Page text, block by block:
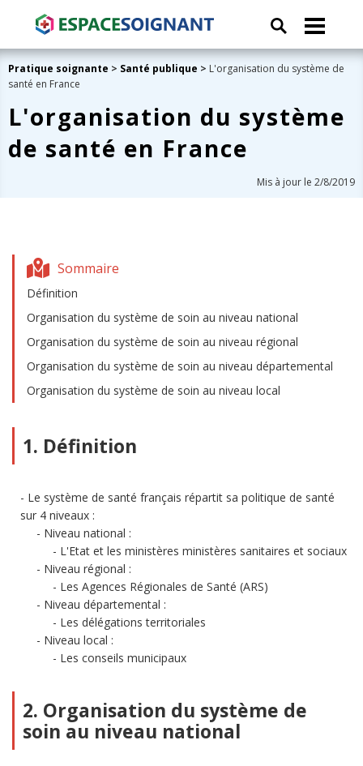
Pratique soignante > Santé publique > L'organisation du système de
santé en France
L'organisation du système
de santé en France
Mis à jour le 2/8/2019
Sommaire
Définition
Organisation du système de soin au niveau national
Organisation du système de soin au niveau régional
Organisation du système de soin au niveau départemental
Organisation du système de soin au niveau local
1. Définition
Le système de santé français répartit sa politique de santé
sur 4 niveaux :
Niveau national :
L'Etat et les ministères ministères sanitaires et sociaux
Niveau régional :
Les Agences Régionales de Santé (ARS)
Niveau départemental :
Les délégations territoriales
Niveau local :
Les conseils municipaux
2. Organisation du système de
soin au niveau national